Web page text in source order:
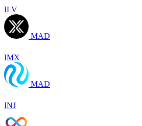
ILV
MAD
IMX
MAD
INJ